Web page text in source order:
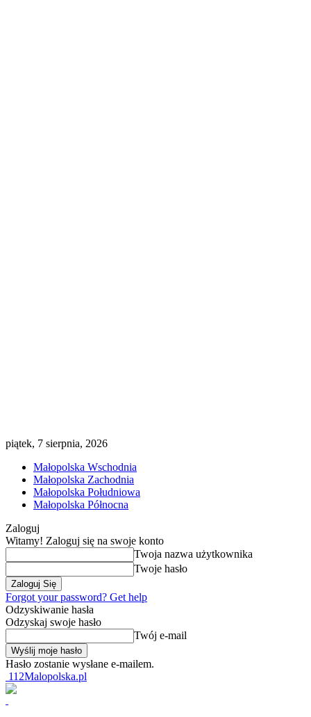
piątek, 7 sierpnia, 2026
Małopolska Wschodnia
Małopolska Zachodnia
Małopolska Południowa
Małopolska Północna
Zaloguj
Witamy! Zaloguj się na swoje konto
Twoja nazwa użytkownika
Twoje hasło
Forgot your password? Get help
Odzyskiwanie hasła
Odzyskaj swoje hasło
Twój e-mail
Hasło zostanie wysłane e-mailem.
112Malopolska.pl